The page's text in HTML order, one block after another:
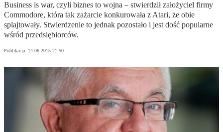
Business is war, czyli biznes to wojna – stwierdził założyciel firmy
Commodore, która tak zażarcie konkurowała z Atari, że obie
splajtowały. Stwierdzenie to jednak pozostało i jest dość popularne
wśród przedsiębiorców.
Publikacja: 14.06.2015 21:50